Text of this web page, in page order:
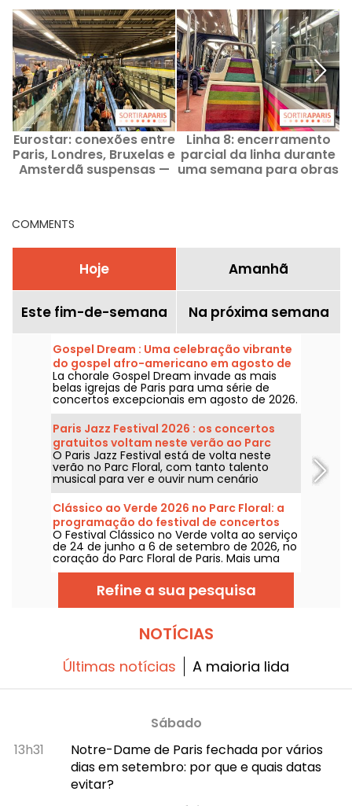
Eurostar: conexões entre
Paris, Londres, Bruxelas e
Amsterdã suspensas —
Linha 8: encerramento
parcial da linha durante
uma semana para obras
COMMENTS
Hoje Amanhã
Este fim-de-semana Na próxima semana
Gospel Dream : Uma celebração vibrante
do gospel afro-americano em agosto de
2026 em Paris
La chorale Gospel Dream invade as mais
belas igrejas de Paris para uma série de
concertos excepcionais em agosto de 2026.
Uma experiência musical única que celebra
a esperança, a união e a resiliência através
dos cantos autênticos da Igreja Afro-
Americana.
Paris Jazz Festival 2026 : os concertos
gratuitos voltam neste verão ao Parc
Floral, a programação
O Paris Jazz Festival está de volta neste
verão no Parc Floral, com tanto talento
musical para ver e ouvir num cenário
bucolico. Aqui está a programação dos
concertos gratuitos para descobrir de 24 de
junho a 6 de setembro de 2026!
Clássico ao Verde 2026 no Parc Floral: a
programação do festival de concertos
gratuitos
O Festival Clássico no Verde volta ao serviço
de 24 de junho a 6 de setembro de 2026, no
coração do Parc Floral de Paris. Mais uma
vez, Classique au Vert convida os
melómanos e os leigos a entrarem no ritmo
certo e a aproveitarem bons momentos ao
lado de artistas consagrados e em
Refine a sua pesquisa
NOTÍCIAS
Últimas notícias A maioria lida
Sábado
13h31
Notre-Dame de Paris fechada por vários
dias em setembro: por que e quais datas
evitar?